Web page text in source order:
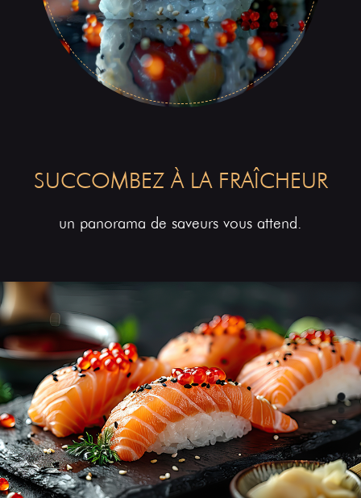
SUCCOMBEZ À LA FRAÎCHEUR
un panorama de saveurs vous attend.